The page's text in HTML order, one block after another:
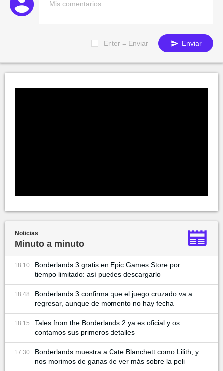
Enter = Enviar Enviar
Noticias
Minuto a minuto
18:10
Borderlands 3 gratis en Epic Games Store por
tiempo limitado: así puedes descargarlo
18:48
Borderlands 3 confirma que el juego cruzado va a
regresar, aunque de momento no hay fecha
18:15
Tales from the Borderlands 2 ya es oficial y os
contamos sus primeros detalles
17:30
Borderlands muestra a Cate Blanchett como Lilith, y
nos morimos de ganas de ver más sobre la peli